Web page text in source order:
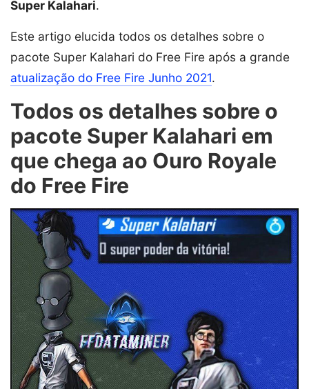
Super Kalahari.
Este artigo elucida todos os detalhes sobre o
pacote Super Kalahari do Free Fire após a grande
atualização do Free Fire Junho 2021.
Todos os detalhes sobre o
pacote Super Kalahari em
que chega ao Ouro Royale
do Free Fire